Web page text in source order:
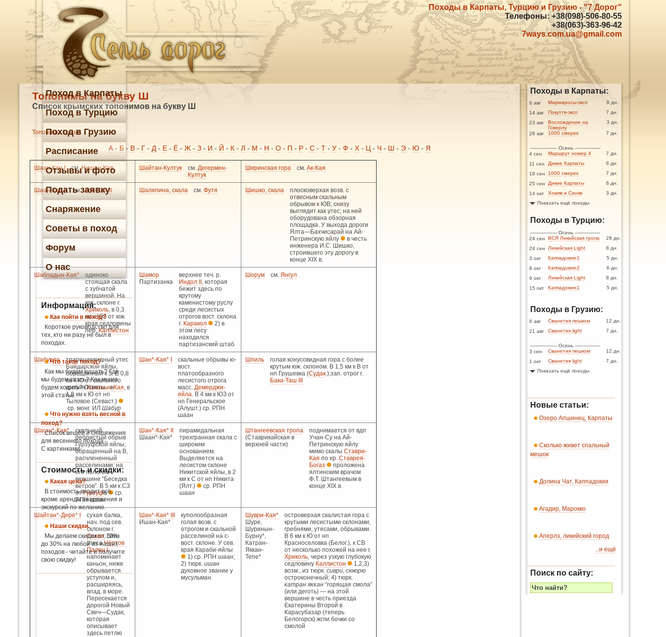
Походы в Карпаты, Турцию и Грузию - "7 Дорог"
Телефоны: +38(098)-506-80-55
+38(063)-363-96-42
7ways.com.ua@gmail.com
Топонимы на букву Ш
Список крымских топонимов на букву Ш
Топонимы Крыма
А - Б - В - Г - Д - Е - Ё - Ж - З - И - Й - К - Л - М - Н - О - П - Р - С - Т - У - Ф - Х - Ц - Ч - Ш - Э - Ю - Я
Шаан-Кан I см.Нишан-Кая Шайтан-Култук см. Дегермен-
Култук
Ширинская гора см. Ак-Кая
Шаан-Кая II см.Шан-Кая II Шаляпина, скала см. Футя Шишко, скала
плосковерхая возв. с
отвесным скальным
обрывом к ЮВ; снизу
выглядит как утес; на ней
оборудована обзорная
площадка. У выхода дороги
Ялта—Бахчисарай на Ай-
Петринскую яйлу
в честь
инженера И.С. Шишко,
строившего эту дорогу в
конце XIX в.
Шабладын-Кая*
одиноко
стоящая скала
с зубчатой
вершиной. На
юж. склоне г.
Хриколь, в 0,3
км к ЮЗ от юж.
края седловины
пер.Каллистон
Шамор
Партизанка
верхнее теч. р.
Индол II , которая
бежит здесь по
крутому
каменистому руслу
среди лесистых
отрогов вост. склона
г. Каракол
2) в
этом лесу
находился
партизанский штаб
Шорум см. Янгул
Шабурла
трапециевидный утес
Байдарской яйлы,
обращенный к З. В 0,8
км к Ю от скального
гребняКаланых-Кая, в
1,8 км к Ю от нп
Тыловое (Севаст.)
ср. монг. ИЛ Шабур
Шан*-Кая* I
скальные обрывы ю-
вост.
платообразного
лесистого отрога
масс. Демерджи-
яйла. В 4 км к ЮЗ от
нп Генеральское
(Алушт.) ср. РПН
шаан
Шпиль
голая конусовидная гора с более
крутым юж. склоном. В 1,5 км к В от
нп Грушевка (Судак.);зап. отрог г.
Бака-Таш III
Шаган*-Кая*
скальный
ребристый обрыв
Гурзуфской яйлы,
обращенный на В,
расчлененный
расселинами; на
его пологой
вершине “Беседка
ветров”. В 5 км к СЗ
отГурзуфа
ср.
РПНшаан
Шан*-Кая* II
Шаан*-Кая*
пирамидальная
трехгранная скала с
широким
основанием.
Выделяется на
лесистом склоне
Никитской яйлы, в 2
км к С от нп Никита
(Ялт.)
ср. РПН
шаан
Штангеевская тропа
(Ставрикайская в
верхней части)
поднимается от вдп
Учан-Су на Ай-
Петринскую яйлу
мимо скалы Ставри-
Кая по хр. Ставрея-
Богаз
проложена
ялтинским врачом
Ф.Т. Штангеевым в
конце XIX в.
Шайтан*-Дере* I
сухая балка,
нач. под сев.
склоном г.
Сокол; близ
утесаЧёртов
Палец I
напоминает
каньон, ниже
обрывается
уступом и,
расширяясь,
впад. в море.
Пересекается
дорогой Новый
Свеч—Судак,
которая
описывает
здесь петлю
Шан*-Кая* III
Ишан-Кая*
куполообразная
голая воэв. с
отрогом и скальной
расселиной на с-
вост. склоне. У сев.
края Караби-яйлы
1) ср. РПН шаан;
2) тюрк. ишан
духовное звание у
мусульман
Шуври-Кая*
Шуре,
Шуринын-
Бурну*,
Катран-
Яккан-
Тепе*
островерхая скалистая гора с
крутыми лесистыми склонами,
гребнями, утесами, обрывами.
В 6 км к Ю от нп
Красноселовка (Белог.), к СВ
от несколько похожей на нее г.
Хриколь, через узкую глубокую
седловину Каллистон
1,2,3)
возм., из тюрк. сиври, сююрю
остроконечный; 4) тюрк.
катран яккан “горящая смола”
(или деготь) — на этой
вершине в честь приезда
Екатерины Второй в
Карасубазар (теперь
Белогорск) жгли бочки со
смолой
Поход в Карпаты
Поход в Турцию
Поход в Грузию
Расписание
Отзывы и фото
Подать заявку
Снаряжение
Советы в поход
Форум
О нас
Информация:
Как пойти в поход?
Короткое руководство для
тех, кто ни разу не был в
походах.
Что такое поход?
Как мы будем кушать? Где
мы будем спать? Как много
будем ходить? Ответы - в
этой статье.
Что нужно взять весной в
поход?
Список вещей и снаряжения
для весеннего похода.
С картинками.
Стоимость и скидки:
Какая цена?
В стоимость входит всё,
кроме аренды снаряжения и
экскурсий по желанию.
Наши скидки.
Мы делаем скидки от 10%
до 30% на любой из наших
походов - читайте и получите
свою скидку!
Походы в Карпаты:
6 авг Мармаросы-эксп
8 дн.
14 авг
Покуття-эксп
7 дн.
23 авг
Восхождение на
Говерлу
3 дн.
28 авг 1000 смерек 7 дн.
------------------ Осень -----------------
4 сен
Маршрут номер 4
7 дн.
11 сен
Дикие Карпаты
6 дн.
18 сен
1000 смерек
7 дн.
25 сен
Дикие Карпаты
6 дн.
14 окт
Хомяк и Синяк
3 дн.
Показать ещё походы
Походы в Турцию:
------------------ Осень -----------------
24 сен
ВСЯ Ликийская тропа
28 дн.
24 сен
Ликийская Light
8 дн.
3 окт
Каппадокия-1
5 дн.
8 окт
Каппадокия-2
6 дн.
9 окт
Ликийская Light
8 дн.
15 окт
Каппадокия-1 5 дн.
Походы в Грузию:
6 авг Сванетия пешком
12 дн.
21 авг
Сванетия light 7 дн.
------------------ Осень -----------------
3 сен
Сванетия пешком
12 дн.
1 окт
Сванетия light
7 дн.
Показать ещё походы
Новые статьи:
Озеро Апшинец, Карпаты
Сколько живет спальный
мешок
Долина Чат, Каппадокия
Агадир, Марокко
Аперлэ, ликийский город
...и ещё
Поиск по сайту: